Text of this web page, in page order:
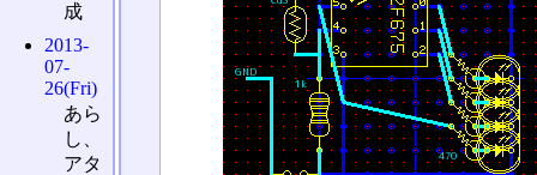
成
2013-
07-
26(Fri)
あら
し、
アタ